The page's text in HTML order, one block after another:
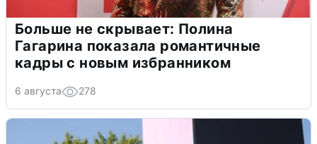
Больше не скрывает: Полина
Гагарина показала романтичные
кадры с новым избранником
6 августа 278